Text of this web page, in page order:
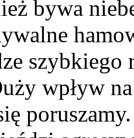
bywa
szybkiego
wpływ